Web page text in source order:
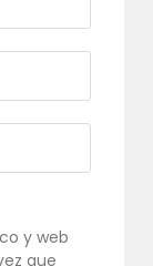
y web
que